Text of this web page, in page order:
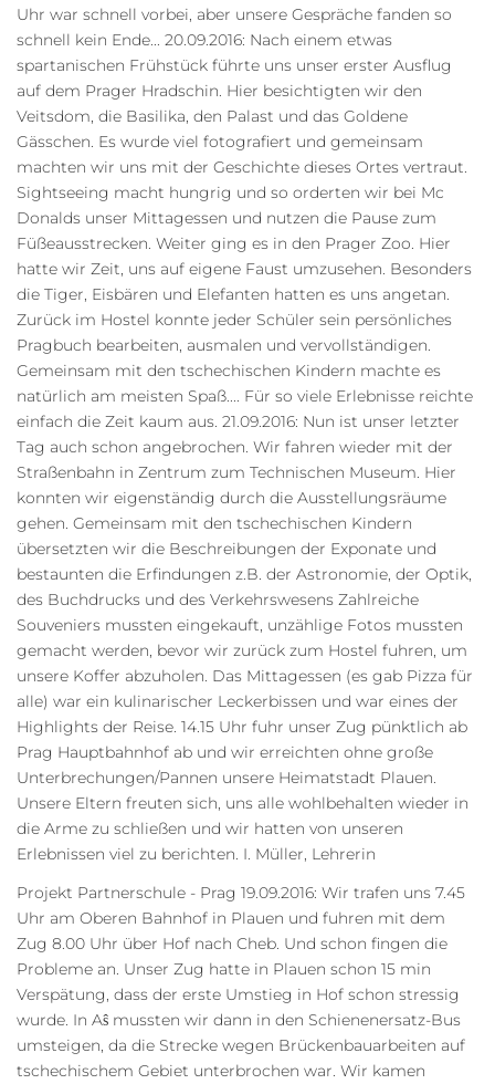
Uhr war schnell vorbei, aber unsere Gespräche fanden so
schnell kein Ende... 20.09.2016: Nach einem etwas
spartanischen Frühstück führte uns unser erster Ausflug
auf dem Prager Hradschin. Hier besichtigten wir den
Veitsdom, die Basilika, den Palast und das Goldene
Gässchen. Es wurde viel fotografiert und gemeinsam
machten wir uns mit der Geschichte dieses Ortes vertraut.
Sightseeing macht hungrig und so orderten wir bei Mc
Donalds unser Mittagessen und nutzen die Pause zum
Füßeausstrecken. Weiter ging es in den Prager Zoo. Hier
hatte wir Zeit, uns auf eigene Faust umzusehen. Besonders
die Tiger, Eisbären und Elefanten hatten es uns angetan.
Zurück im Hostel konnte jeder Schüler sein persönliches
Pragbuch bearbeiten, ausmalen und vervollständigen.
Gemeinsam mit den tschechischen Kindern machte es
natürlich am meisten Spaß.... Für so viele Erlebnisse reichte
einfach die Zeit kaum aus. 21.09.2016: Nun ist unser letzter
Tag auch schon angebrochen. Wir fahren wieder mit der
Straßenbahn in Zentrum zum Technischen Museum. Hier
konnten wir eigenständig durch die Ausstellungsräume
gehen. Gemeinsam mit den tschechischen Kindern
übersetzten wir die Beschreibungen der Exponate und
bestaunten die Erfindungen z.B. der Astronomie, der Optik,
des Buchdrucks und des Verkehrswesens Zahlreiche
Souveniers mussten eingekauft, unzählige Fotos mussten
gemacht werden, bevor wir zurück zum Hostel fuhren, um
unsere Koffer abzuholen. Das Mittagessen (es gab Pizza für
alle) war ein kulinarischer Leckerbissen und war eines der
Highlights der Reise. 14.15 Uhr fuhr unser Zug pünktlich ab
Prag Hauptbahnhof ab und wir erreichten ohne große
Unterbrechungen/Pannen unsere Heimatstadt Plauen.
Unsere Eltern freuten sich, uns alle wohlbehalten wieder in
die Arme zu schließen und wir hatten von unseren
Erlebnissen viel zu berichten. I. Müller, Lehrerin
Projekt Partnerschule - Prag 19.09.2016: Wir trafen uns 7.45
Uhr am Oberen Bahnhof in Plauen und fuhren mit dem
Zug 8.00 Uhr über Hof nach Cheb. Und schon fingen die
Probleme an. Unser Zug hatte in Plauen schon 15 min
Verspätung, dass der erste Umstieg in Hof schon stressig
wurde. In Aŝ mussten wir dann in den Schienenersatz-Bus
umsteigen, da die Strecke wegen Brückenbauarbeiten auf
tschechischem Gebiet unterbrochen war. Wir kamen